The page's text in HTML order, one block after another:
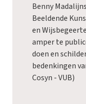
Benny
Beeldende
en
amper te
doen en
bedenkingen
Cosyn - VUB)